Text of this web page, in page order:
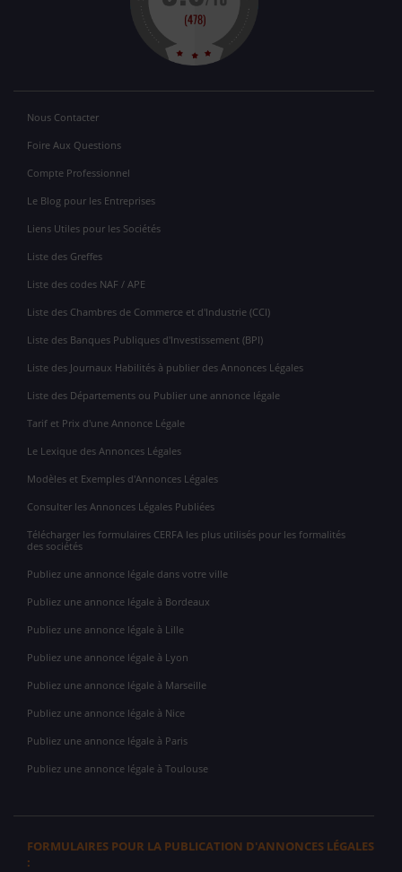
Nous Contacter
Foire Aux Questions
Compte Professionnel
Le Blog pour les Entreprises
Liens Utiles pour les Sociétés
Liste des Greffes
Liste des codes NAF / APE
Liste des Chambres de Commerce et d'Industrie (CCI)
Liste des Banques Publiques d'Investissement (BPI)
Liste des Journaux Habilités à publier des Annonces Légales
Liste des Départements ou Publier une annonce légale
Tarif et Prix d'une Annonce Légale
Le Lexique des Annonces Légales
Modèles et Exemples d'Annonces Légales
Consulter les Annonces Légales Publiées
Télécharger les formulaires CERFA les plus utilisés pour les formalités
des sociétés
Publiez une annonce légale dans votre ville
Publiez une annonce légale à Bordeaux
Publiez une annonce légale à Lille
Publiez une annonce légale à Lyon
Publiez une annonce légale à Marseille
Publiez une annonce légale à Nice
Publiez une annonce légale à Paris
Publiez une annonce légale à Toulouse
FORMULAIRES POUR LA PUBLICATION D'ANNONCES LÉGALES
: